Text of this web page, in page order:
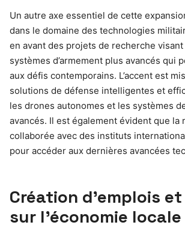
Un autre axe essentiel de cette
dans le domaine des technologies
en avant des projets de recherche
systèmes d’armement plus avancés qui
aux défis contemporains. L’accent est
solutions de défense intelligentes et
les drones autonomes et les systèmes
avancés. Il est également évident que la
collaborée avec des instituts
pour accéder aux dernières avancées
Création d’emplois
sur l’économie locale